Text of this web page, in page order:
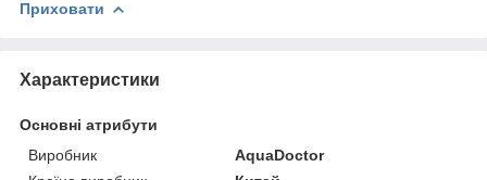
Приховати
Характеристики
Основні атрибути
Виробник
AquaDoctor